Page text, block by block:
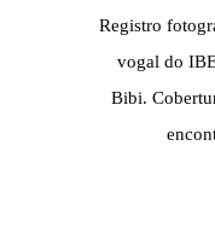
Registro
vogal do
Bibi.